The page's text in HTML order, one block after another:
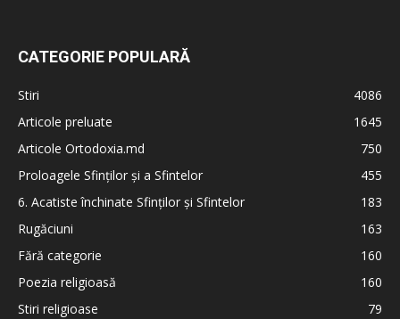
CATEGORIE POPULARĂ
Stiri
4086
Articole preluate
1645
Articole Ortodoxia.md
750
Proloagele Sfinților și a Sfintelor
455
6. Acatiste închinate Sfinților și Sfintelor
183
Rugăciuni
163
Fără categorie
160
Poezia religioasă
160
Stiri religioase
79